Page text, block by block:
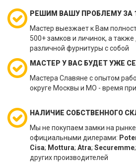
РЕШИМ ВАШУ ПРОБЛЕМУ ЗА
Мастер выезжает к Вам
500+ замков и личинок, а
различной фурнитуры с собой
МАСТЕР У ВАС БУДЕТ УЖЕ
Мастера Славяне с опытом
округе Москвы и МО - время
НАЛИЧИЕ СОБСТВЕННОГО
Мы не покупаем замки на
официальными дилерами:
Cisa; Mottura; Atra; Securemme;
других производителей